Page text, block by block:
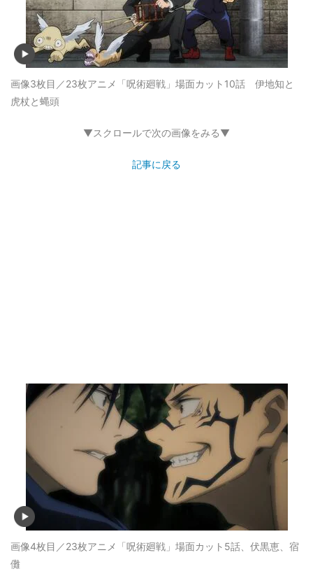
画像3枚目／23枚アニメ「呪術廻戦」場面カット10話 伊地知と
虎杖と蝿頭
▼スクロールで次の画像をみる▼
記事に戻る
画像4枚目／23枚アニメ「呪術廻戦」場面カット5話、伏黒恵、宿
儺